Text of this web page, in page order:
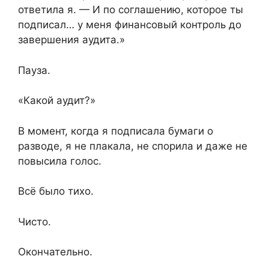
ответила я. — И по соглашению, которое ты
подписал… у меня финансовый контроль до
завершения аудита.»
Пауза.
«Какой аудит?»
В момент, когда я подписала бумаги о
разводе, я не плакала, не спорила и даже не
повысила голос.
Всё было тихо.
Чисто.
Окончательно.